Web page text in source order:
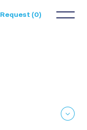
Request (0)